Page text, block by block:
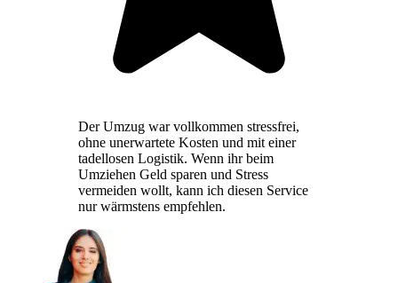
Der Umzug war vollkommen stressfrei,
ohne unerwartete Kosten und mit einer
tadellosen Logistik. Wenn ihr beim
Umziehen Geld sparen und Stress
vermeiden wollt, kann ich diesen Service
nur wärmstens empfehlen.